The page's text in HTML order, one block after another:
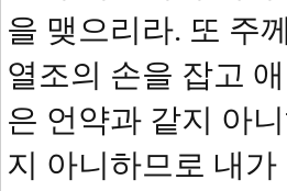
을 맺으리라. 또 주
열조의 손을 잡고
은 언약과 같지 아
지 아니하므로 내